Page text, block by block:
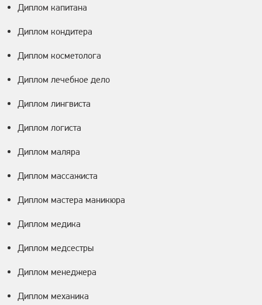
Диплом капитана
Диплом кондитера
Диплом косметолога
Диплом лечебное дело
Диплом лингвиста
Диплом логиста
Диплом маляра
Диплом массажиста
Диплом мастера маникюра
Диплом медика
Диплом медсестры
Диплом менеджера
Диплом механика